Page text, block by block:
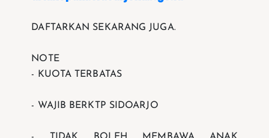
DAFTARKAN SEKARANG JUGA.
NOTE
- KUOTA TERBATAS
- WAJIB BERKTP SIDOARJO